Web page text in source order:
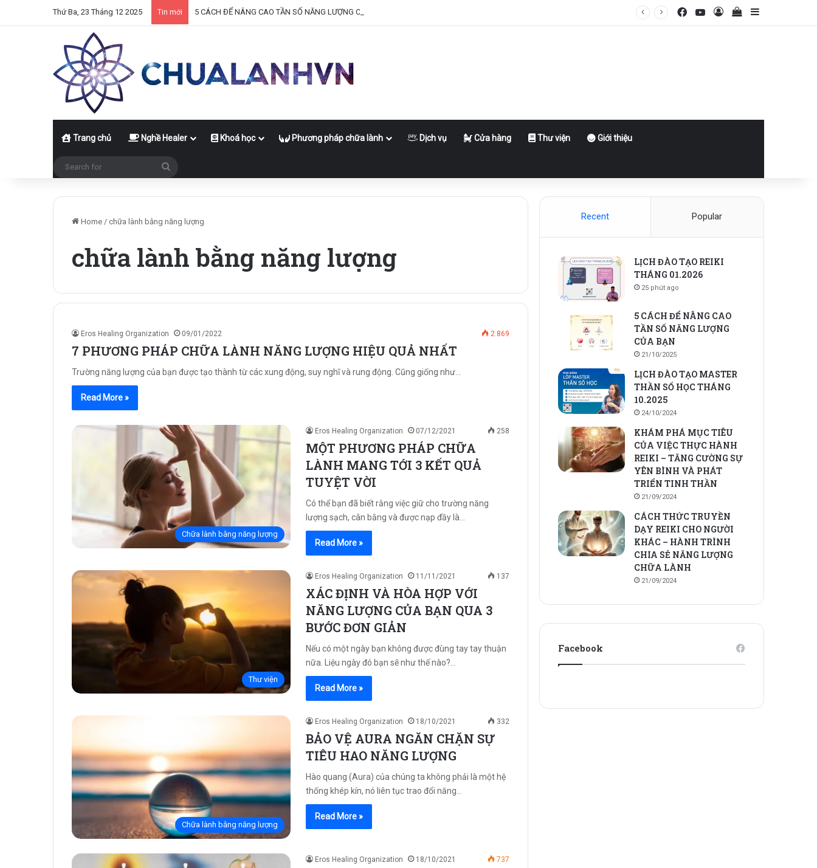
Thứ Ba, 23 Tháng 12 2025 Tin mới 5 CÁCH ĐỂ NÂNG CAO TẦN SỐ NĂNG LƯỢNG CỦA BẠN FacebookYouTube
Log InView your
Sidebar
Trang chủ Nghề Healer Khoá học Phương pháp chữa lành Dịch vụ Cửa hàng Thư viện Giới thiệu
Home / chữa lành bằng năng lượng
chữa lành bằng năng lượng
Eros Healing Organization 09/01/2022 2.869
7 PHƯƠNG PHÁP CHỮA LÀNH NĂNG LƯỢNG HIỆU QUẢ NHẤT
Trường năng lượng của bạn được tạo thành từ các xung động, suy nghĩ và rung động. Cũng giống như…
Read More »
Chữa lành bằng năng lượng
Eros Healing Organization 07/12/2021 258
MỘT PHƯƠNG PHÁP CHỮA
LÀNH MANG TỚI 3 KẾT QUẢ
TUYỆT VỜI
Có thể bạn đã biết rằng việc giữ cho trường năng
lượng sạch, cân bằng và được nạp đầy là…
Read More »
Thư viện
Eros Healing Organization 11/11/2021 137
XÁC ĐỊNH VÀ HÒA HỢP VỚI
NĂNG LƯỢNG CỦA BẠN QUA 3
BƯỚC ĐƠN GIẢN
Nếu có một ngày bạn không được đùng tay tay thuận
nữa. Liệu ngày đó bạn sẽ như thế nào?…
Read More »
Chữa lành bằng năng lượng
Eros Healing Organization 18/10/2021 332
BẢO VỆ AURA NGĂN CHẶN SỰ
TIÊU HAO NĂNG LƯỢNG
Hào quang (Aura) của chúng ta không phải là một hệ
thống khép kín, nó liên tục trao đổi năng…
Read More »
Eros Healing Organization 18/10/2021 737
Recent Popular
LỊCH ĐÀO TẠO REIKI
THÁNG 01.2026
25 phút ago
5 CÁCH ĐỂ NÂNG CAO
TẦN SỐ NĂNG LƯỢNG
CỦA BẠN
21/10/2025
LỊCH ĐÀO TẠO MASTER
THẦN SỐ HỌC THÁNG
10.2025
24/10/2024
KHÁM PHÁ MỤC TIÊU
CỦA VIỆC THỰC HÀNH
REIKI – TĂNG CƯỜNG SỰ
YÊN BÌNH VÀ PHÁT
TRIỂN TINH THẦN
21/09/2024
CÁCH THỨC TRUYỀN
DẠY REIKI CHO NGƯỜI
KHÁC – HÀNH TRÌNH
CHIA SẺ NĂNG LƯỢNG
CHỮA LÀNH
21/09/2024
Facebook